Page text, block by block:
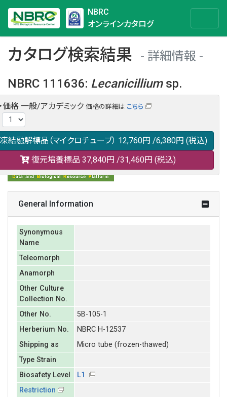
NBRC
オンラインカタログ
カタログ検索結果
詳細情報
NBRC 111636: Lecanicilliumsp.
NBRC 111636の情報や関連データは以下のバナー(DBRP)か
らご覧ください。
日本語での検索も可能です。
価格 一般/アカデミック 価格の詳細は こちら
凍結融解標品（マイクロチューブ） 12,760円 /6,380円 (税込)
復元培養標品 37,840円 /31,460円 (税込)
General Information
Synonymous
Name
Teleomorph
Anamorph
Other Culture
Collection No.
Other No.
5B-105-1
Herberium No.
NBRC H-12537
Shipping as
Micro tube (frozen-thawed)
Type Strain
Biosafety Level
L1
Restriction